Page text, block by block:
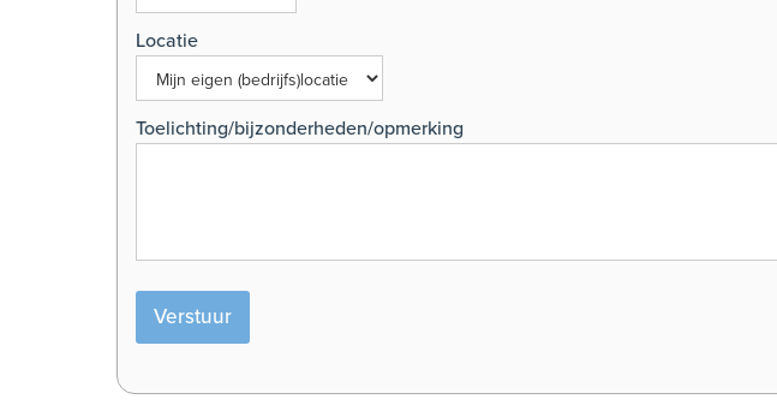
Locatie
Toelichting/bijzonderheden/opmerking